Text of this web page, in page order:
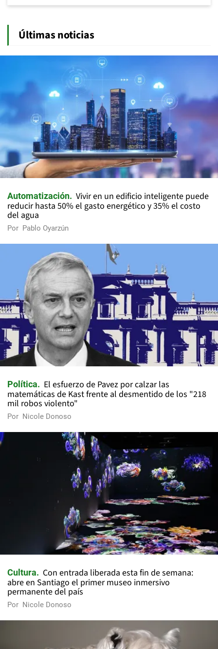
Últimas noticias
Automatización
Vivir en un edificio inteligente puede
reducir hasta 50% el gasto energético y 35% el costo
del agua
Por Pablo Oyarzún
Política
El esfuerzo de Pavez por calzar las
matemáticas de Kast frente al desmentido de los "218
mil robos violento"
Por Nicole Donoso
Cultura
Con entrada liberada esta fin de semana:
abre en Santiago el primer museo inmersivo
permanente del país
Por Nicole Donoso